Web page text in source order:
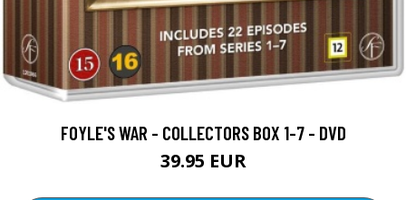
FOYLE'S WAR - COLLECTORS BOX 1-7 - DVD
39.95 EUR